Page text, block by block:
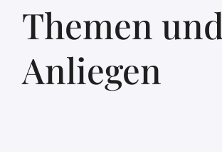
Themen und
Anliegen